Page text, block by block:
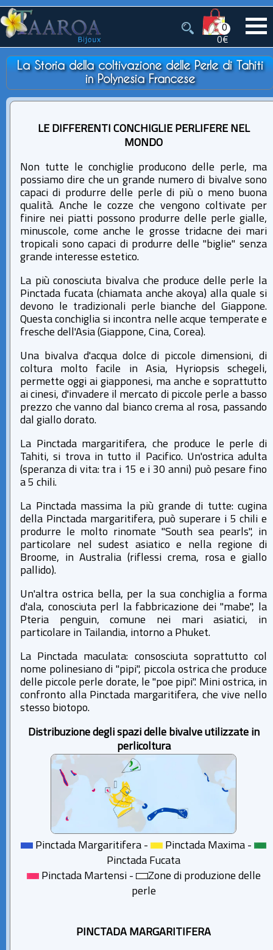
0
0€
La Storia della coltivazione delle Perle di Tahiti
in Polynesia Francese
LE DIFFERENTI CONCHIGLIE PERLIFERE NEL
MONDO
Non tutte le conchiglie producono delle perle, ma
possiamo dire che un grande numero di bivalve sono
capaci di produrre delle perle di più o meno buona
qualità. Anche le cozze che vengono coltivate per
finire nei piatti possono produrre delle perle gialle,
minuscole, come anche le grosse tridacne dei mari
tropicali sono capaci di produrre delle "biglie" senza
grande interesse estetico.
La più conosciuta bivalva che produce delle perle la
Pinctada fucata (chiamata anche akoya) alla quale si
devono le tradizionali perle bianche del Giappone.
Questa conchiglia si incontra nelle acque temperate e
fresche dell'Asia (Giappone, Cina, Corea).
Una bivalva d'acqua dolce di piccole dimensioni, di
coltura molto facile in Asia, Hyriopsis schegeli,
permette oggi ai giapponesi, ma anche e soprattutto
ai cinesi, d'invadere il mercato di piccole perle a basso
prezzo che vanno dal bianco crema al rosa, passando
dal giallo dorato.
La Pinctada margaritifera, che produce le perle di
Tahiti, si trova in tutto il Pacifico. Un'ostrica adulta
(speranza di vita: tra i 15 e i 30 anni) può pesare fino
a 5 chili.
La Pinctada massima la più grande di tutte: cugina
della Pinctada margaritifera, può superare i 5 chili e
produrre le molto rinomate "South sea pearls", in
particolare nel sudest asiatico e nella regione di
Broome, in Australia (riflessi crema, rosa e giallo
pallido).
Un'altra ostrica bella, per la sua conchiglia a forma
d'ala, conosciuta perl la fabbricazione dei "mabe", la
Pteria penguin, comune nei mari asiatici, in
particolare in Tailandia, intorno a Phuket.
La Pinctada maculata: consosciuta soprattutto col
nome polinesiano di "pipi", piccola ostrica che produce
delle piccole perle dorate, le "poe pipi". Mini ostrica, in
confronto alla Pinctada margaritifera, che vive nello
stesso biotopo.
Distribuzione degli spazi delle bivalve utilizzate in
perlicoltura
Pinctada Margaritifera -
Pinctada Maxima -
Pinctada Fucata
Pinctada Martensi -
Zone di produzione delle
perle
PINCTADA MARGARITIFERA